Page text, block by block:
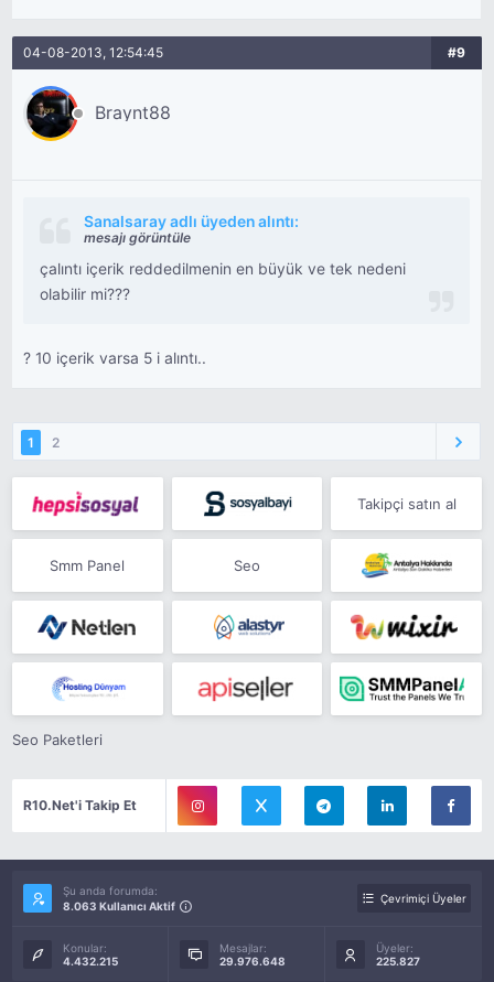
04-08-2013, 12:54:45 #9
Braynt88
Sanalsaray adlı üyeden alıntı:
mesajı görüntüle
çalıntı içerik reddedilmenin en büyük ve tek nedeni
olabilir mi???
? 10 içerik varsa 5 i alıntı..
1 2
Takipçi satın al
Smm Panel Seo
Seo Paketleri
R10.Net'i Takip Et
Şu anda forumda:
8.063 Kullanıcı Aktif
Çevrimiçi Üyeler
Konular:
4.432.215
Mesajlar:
29.976.648
Üyeler:
225.827